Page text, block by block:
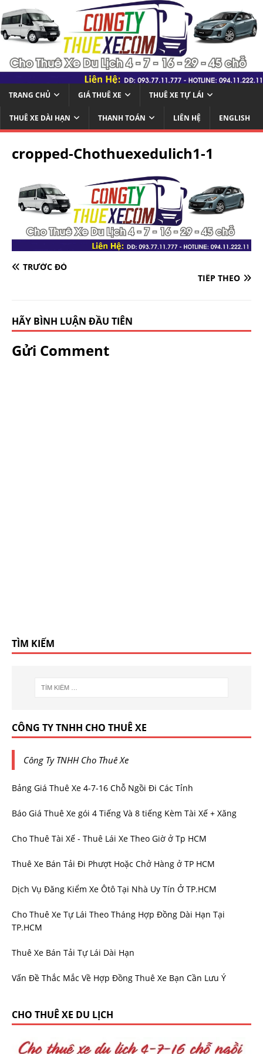
TRANG CHỦ GIÁ THUÊ XE THUÊ XE TỰ LÁI
THUÊ XE DÀI HẠN THANH TOÁN LIÊN HỆ ENGLISH
cropped-Chothuexedulich1-1
TRƯỚC ĐÓ
TIẾP THEO
HÃY BÌNH LUẬN ĐẦU TIÊN
Gửi Comment
TÌM KIẾM
CÔNG TY TNHH CHO THUÊ XE
Công Ty TNHH Cho Thuê Xe
Bảng Giá Thuê Xe 4-7-16 Chỗ Ngồi Đi Các Tỉnh
Báo Giá Thuê Xe gói 4 Tiếng Và 8 tiếng Kèm Tài Xế + Xăng
Cho Thuê Tài Xế - Thuê Lái Xe Theo Giờ ở Tp HCM
Thuê Xe Bán Tải Đi Phượt Hoặc Chở Hàng ở TP HCM
Dịch Vụ Đăng Kiểm Xe Ôtô Tại Nhà Uy Tín Ở TP.HCM
Cho Thuê Xe Tự Lái Theo Tháng Hợp Đồng Dài Hạn Tại
TP.HCM
Thuê Xe Bán Tải Tự Lái Dài Hạn
Vấn Đề Thắc Mắc Về Hợp Đồng Thuê Xe Bạn Cần Lưu Ý
CHO THUÊ XE DU LỊCH